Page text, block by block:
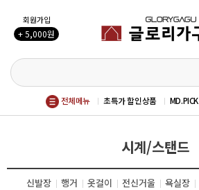
회원가입
+ 5,000원
전체메뉴 초특가 할인상품 MD.PICK
시계/스탠드
신발장 행거 옷걸이 전신거울 욕실장